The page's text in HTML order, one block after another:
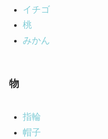
イチゴ
桃
みかん
物
指輪
帽子